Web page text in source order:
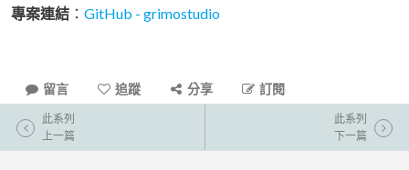
專案連結 ： GitHub - grimostudio
留言 追蹤 分享 訂閱
此系列
上一篇
此系列
下一篇